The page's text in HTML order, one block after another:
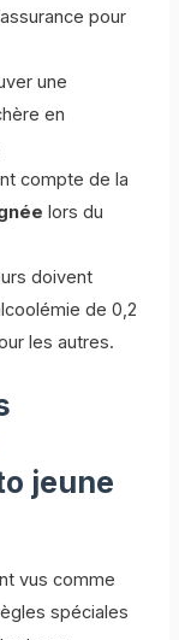
pour
une
en
compte de la
lors du
doivent
de 0,2
les autres.
jeune
vus comme
spéciales